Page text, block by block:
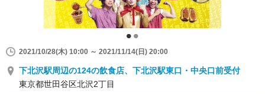
2021/10/28(木) 10:00 ～ 2021/11/14(日) 20:00
下北沢駅周辺の124の飲食店、下北沢駅東口・中央口前受付
東京都世田谷区北沢2丁目